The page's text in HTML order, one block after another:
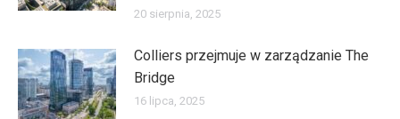
20 sierpnia, 2025
Colliers przejmuje w zarządzanie The
Bridge
16 lipca, 2025